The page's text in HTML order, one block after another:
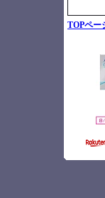
TOPペー